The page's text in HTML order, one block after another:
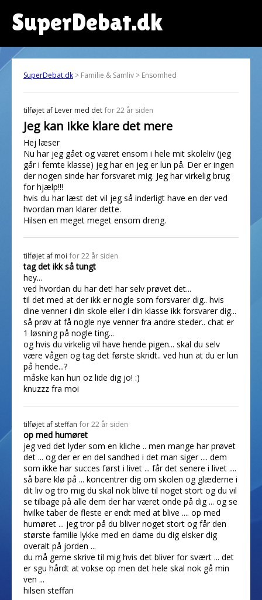
SuperDebat.dk
SuperDebat.dk > Familie & Samliv > Ensomhed
tilføjet af Lever med det for 22 år siden
Jeg kan ikke klare det mere
Hej læser
Nu har jeg gået og været ensom i hele mit skoleliv (jeg
går i femte klasse) jeg har en jeg er lun på. Der er ingen
der nogen sinde har forsvaret mig. Jeg har virkelig brug
for hjælp!!!
hvis du har læst det vil jeg så inderligt have en der ved
hvordan man klarer dette.
Hilsen en meget meget ensom dreng.
tilføjet af moi for 22 år siden
tag det ikk så tungt
hey...
ved hvordan du har det! har selv prøvet det...
til det med at der ikk er nogle som forsvarer dig.. hvis
dine venner i din skole eller i din klasse ikk forsvarer dig...
så prøv at få nogle nye venner fra andre steder.. chat er
1 løsning på nogle ting...
og hvis du virkelig vil have hende pigen... skal du selv
være vågen og tag det første skridt.. ved hun at du er lun
på hende...?
måske kan hun oz lide dig jo! :)
knuzzz fra moi
tilføjet af steffan for 22 år siden
op med humøret
jeg ved det lyder som en kliche .. men mange har prøvet
det ... og der er en del sandhed i det man siger .... dem
som ikke har succes først i livet ... får det senere i livet ....
så bare klø på ... koncentrer dig om skolen og glæderne i
dit liv og tro mig du skal nok blive til noget stort og du vil
se tilbage på alle dem der har været onde på dig ... og se
hvilke taber de fleste er endt med at blive .... op med
humøret ... jeg tror på du bliver noget stort og får den
største familie lykke med en dame du dig elsker dig
overalt på jorden ...
du må gerne skrive til mig hvis det bliver for svært ... det
er sgu hårdt at vokse op men det hele skal nok gå min
ven ...
hilsen steffan